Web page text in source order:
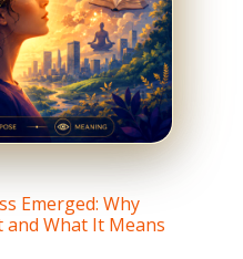
Emerged: Why
and What It Means